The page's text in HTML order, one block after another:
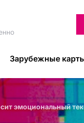
Зарубежные
эмоциональный